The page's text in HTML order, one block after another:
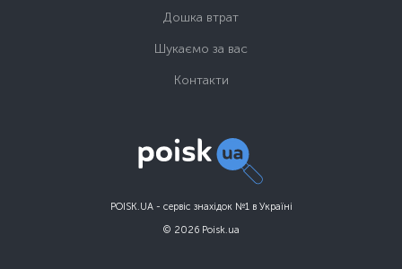
POISK.UA - сервіс знахідок №1 в Україні
© 2026 Poisk.ua
Дошка втрат
Шукаємо за вас
Контакти